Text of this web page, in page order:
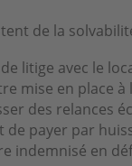
de la
litige avec le
mise en place à
des relances
payer par
indemnisé en